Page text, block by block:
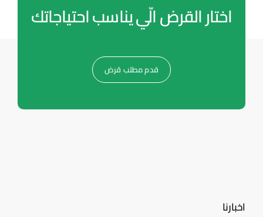
اختار القرض الّي يناسب احتياجاتك
قدم مطلب قرض
اخبارنا